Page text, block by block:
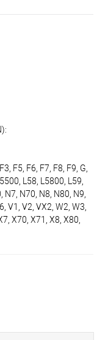
F5, F6, F7, F8, F9, G,
L58, L5800, L59,
N7, N70, N8, N80, N9,
V1, V2, VX2, W2, W3,
X70, X71, X8, X80,